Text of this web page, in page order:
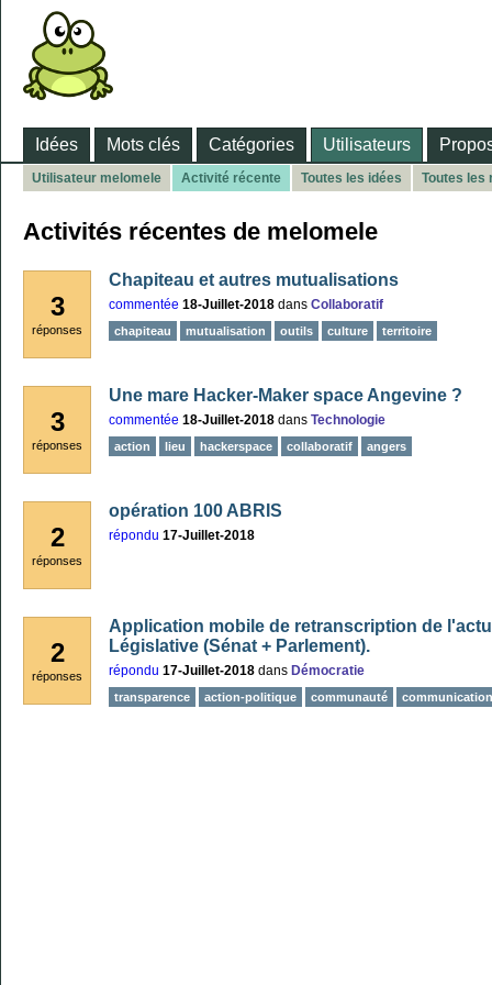
Idées Mots clés Catégories Utilisateurs
Utilisateur melomele Activité récente Toutes les idées Toutes les
Activités récentes de melomele
3
réponses
Chapiteau et autres mutualisations
commentée 18-Juillet-2018 dans Collaboratif
chapiteau mutualisation outils culture territoire
3
réponses
Une mare Hacker-Maker space Angevine ?
commentée 18-Juillet-2018 dans Technologie
action lieu hackerspace collaboratif angers
2
réponses
opération 100 ABRIS
répondu 17-Juillet-2018
2
réponses
Application mobile de retranscription de
Législative (Sénat + Parlement).
répondu 17-Juillet-2018 dans Démocratie
transparence action-politique communauté communication